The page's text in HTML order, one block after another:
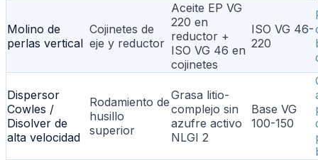
Molino de
perlas vertical
Cojinetes de
eje y reductor
Aceite EP VG
220 en
reductor +
ISO VG 46 en
cojinetes
ISO VG 46-
220
Dispersor
Cowles /
Disolver de
alta velocidad
Rodamiento de
husillo
superior
Grasa litio-
complejo sin
azufre activo
NLGI 2
Base VG
100-150